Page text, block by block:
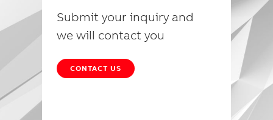
Submit your inquiry and
we will contact you
CONTACT US